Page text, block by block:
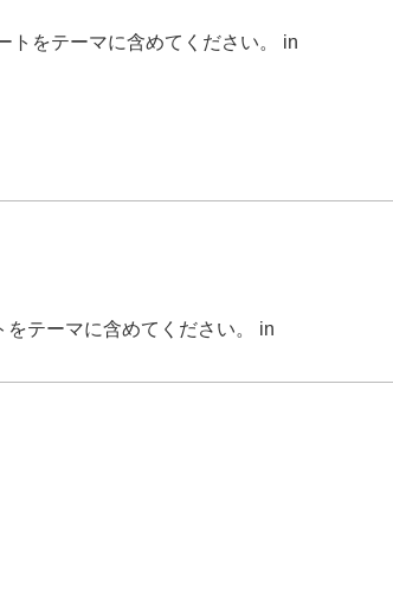
トをテーマに含めてください。 in
テーマに含めてください。 in